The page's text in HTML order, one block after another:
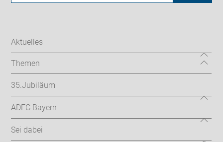
Aktuelles
Themen
35.Jubiläum
ADFC Bayern
Sei dabei